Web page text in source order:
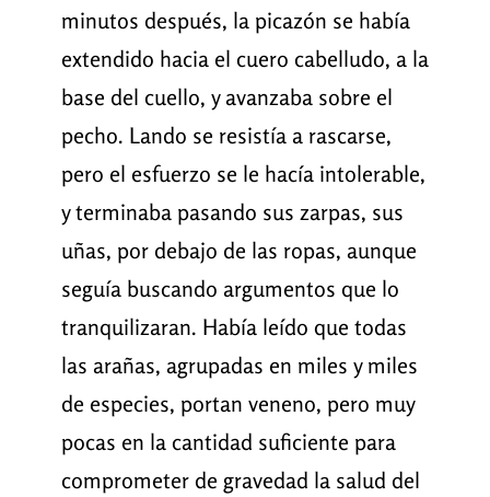
minutos después, la picazón se había
extendido hacia el cuero cabelludo, a la
base del cuello, y avanzaba sobre el
pecho. Lando se resistía a rascarse,
pero el esfuerzo se le hacía intolerable,
y terminaba pasando sus zarpas, sus
uñas, por debajo de las ropas, aunque
seguía buscando argumentos que lo
tranquilizaran. Había leído que todas
las arañas, agrupadas en miles y miles
de especies, portan veneno, pero muy
pocas en la cantidad suficiente para
comprometer de gravedad la salud del